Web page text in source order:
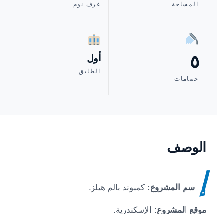
المساحة غرف نوم
٥
حمامات
أول
الطابق
الوصف
إ سم المشروع:كمبوند بالم هيلز .
موقع المشروع: الإسكندرية.